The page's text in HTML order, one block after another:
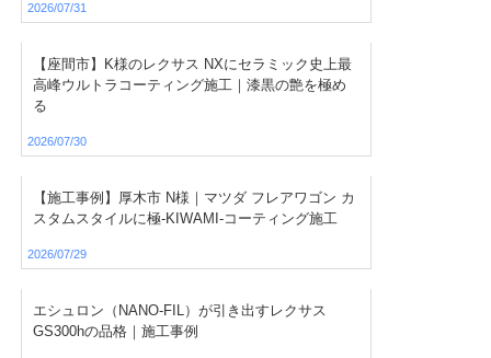
2026/07/31
【座間市】K様のレクサス NXにセラミック史上最
高峰ウルトラコーティング施工｜漆黒の艶を極め
る
2026/07/30
【施工事例】厚木市 N様｜マツダ フレアワゴン カ
スタムスタイルに極-KIWAMI-コーティング施工
2026/07/29
エシュロン（NANO-FIL）が引き出すレクサス
GS300hの品格｜施工事例